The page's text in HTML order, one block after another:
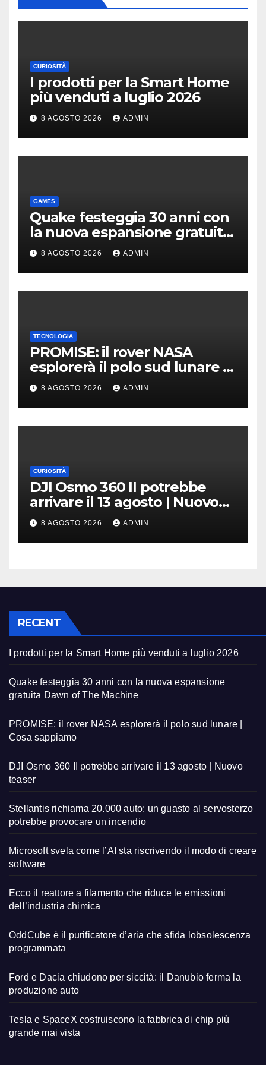
CURIOSITÀ
I prodotti per la Smart Home
più venduti a luglio 2026
8 AGOSTO 2026 ADMIN
GAMES
Quake festeggia 30 anni con
la nuova espansione gratuita
Dawn of The Machine
8 AGOSTO 2026 ADMIN
TECNOLOGIA
PROMISE: il rover NASA
esplorerà il polo sud lunare |
Cosa sappiamo
8 AGOSTO 2026 ADMIN
CURIOSITÀ
DJI Osmo 360 II potrebbe
arrivare il 13 agosto | Nuovo
teaser
8 AGOSTO 2026 ADMIN
RECENT
I prodotti per la Smart Home più venduti a luglio 2026
Quake festeggia 30 anni con la nuova espansione
gratuita Dawn of The Machine
PROMISE: il rover NASA esplorerà il polo sud lunare |
Cosa sappiamo
DJI Osmo 360 II potrebbe arrivare il 13 agosto | Nuovo
teaser
Stellantis richiama 20.000 auto: un guasto al servosterzo
potrebbe provocare un incendio
Microsoft svela come l’AI sta riscrivendo il modo di creare
software
Ecco il reattore a filamento che riduce le emissioni
dell’industria chimica
OddCube è il purificatore d’aria che sfida lobsolescenza
programmata
Ford e Dacia chiudono per siccità: il Danubio ferma la
produzione auto
Tesla e SpaceX costruiscono la fabbrica di chip più
grande mai vista